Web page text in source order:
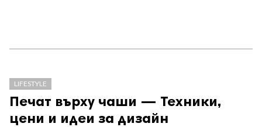
LIFESTYLE
Печат върху чаши — Техники,
цени и идеи за дизайн